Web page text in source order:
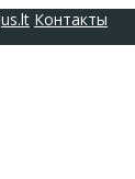
Контакты